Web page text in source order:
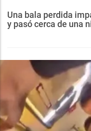
Una bala perdida
y pasó cerca de una